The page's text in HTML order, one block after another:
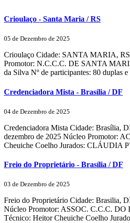
Crioulaço - Santa Maria / RS
05 de Dezembro de 2025
Crioulaço Cidade: SANTA MARIA,
Promotor: N.C.C.C. DE SANTA
da Silva Nº de participantes: 80 duplas
Credenciadora Mista - Brasília / DF
04 de Dezembro de 2025
Credenciadora Mista Cidade: Brasília,
dezembro de 2025 Núcleo Promotor:
Cheuiche Coelho Jurados: CLÁUDIA
Freio do Proprietário - Brasília / DF
03 de Dezembro de 2025
Freio do Proprietário Cidade: Brasilia,
Núcleo Promotor: ASSOC. C.C.C.
Técnico: Heitor Cheuiche Coelho